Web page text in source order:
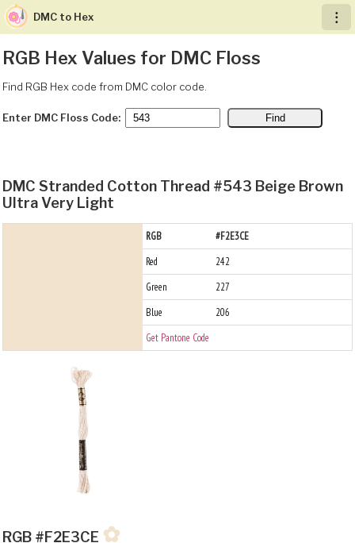
︙
DMC to Hex
RGB Hex Values for DMC Floss
Find RGB Hex code from DMC color code.
Enter DMC Floss Code:
DMC Stranded Cotton Thread #543 Beige Brown
Ultra Very Light
RGB
#F2E3CE
Red
242
Green
227
Blue
206
Get Pantone Code
RGB #F2E3CE ✿